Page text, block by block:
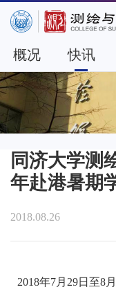
概况 快讯
同济大学测
年赴港暑期
2018.08.26
2018年7月29日至8